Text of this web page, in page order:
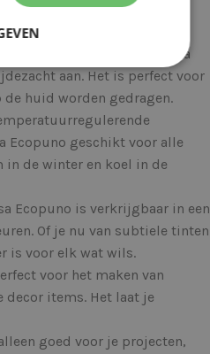
uit alpaca. Dit maakt het
duurzaam en ademend.
van merinowol en alpaca
aan. Het is perfect voor
huid worden gedragen.
Ecopuno geschikt voor alle
in de winter en koel in de
Ecopuno is verkrijgbaar in een
Of je nu van subtiele tinten
is voor elk wat wils.
voor het maken van
decor items. Het laat je
goed voor je projecten,